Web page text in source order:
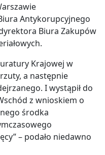
Antykorupcyjnego
Biura Zakupów
Krajowej w
a następnie
I wystąpił do
z wnioskiem o
środka
– podało niedawno